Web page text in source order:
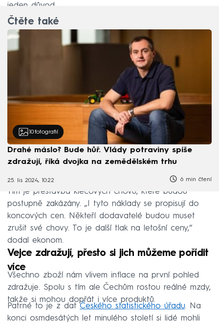
jeden důvod.
Čtěte také
10 fotografií
Drahé máslo? Bude hůř. Vlády potraviny spíše
zdražují, říká dvojka na zemědělském trhu
25. lis 2024, 10:22 6 min čtení
Tím je přestavba klecových chovů, které budou
postupně zakázány. „I tyto náklady se propisují do
koncových cen. Někteří dodavatelé budou muset
zrušit své chovy. To je další tlak na letošní ceny,“
dodal ekonom.
Vejce zdražují, přesto si jich můžeme pořídit
více
Všechno zboží nám vlivem inflace na první pohled
zdražuje. Spolu s tím ale Čechům rostou reálné mzdy,
takže si mohou dopřát i více produktů.
Patrné to je z datČeského statistického úřadu. Na
konci osmdesátých let minulého století si lidé mohli